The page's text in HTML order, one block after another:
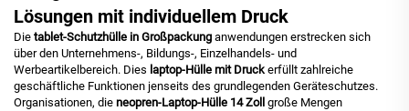
Lösungen mit individuellem Druck
Die tablet-Schutzhülle in Großpackung anwendungen erstrecken sich
über den Unternehmens-, Bildungs-, Einzelhandels- und
Werbeartikelbereich. Dies laptop-Hülle mit Druck erfüllt zahlreiche
geschäftliche Funktionen jenseits des grundlegenden Geräteschutzes.
Organisationen, die neopren-Laptop-Hülle 14 Zoll große Mengen